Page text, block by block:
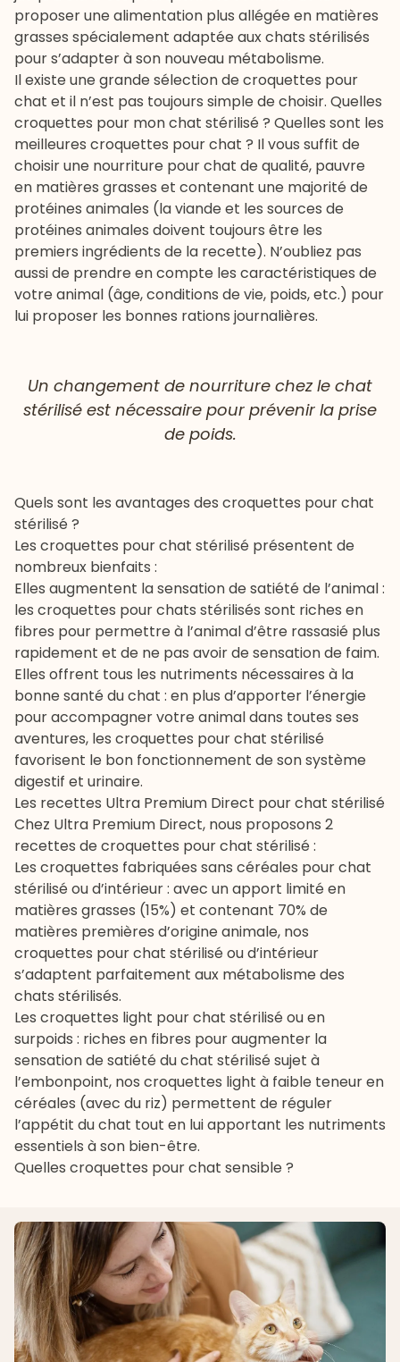
proposer une alimentation plus allégée en matières
grasses spécialement adaptée aux chats stérilisés
pour s’adapter à son nouveau métabolisme.
Il existe une grande sélection de croquettes pour
chat et il n’est pas toujours simple de choisir. Quelles
croquettes pour mon chat stérilisé ? Quelles sont les
meilleures croquettes pour chat ? Il vous suffit de
choisir une nourriture pour chat de qualité, pauvre
en matières grasses et contenant une majorité de
protéines animales (la viande et les sources de
protéines animales doivent toujours être les
premiers ingrédients de la recette). N’oubliez pas
aussi de prendre en compte les caractéristiques de
votre animal (âge, conditions de vie, poids, etc.) pour
lui proposer les bonnes rations journalières.
Un changement de nourriture chez le chat
stérilisé est nécessaire pour prévenir la prise
de poids.
Quels sont les avantages des croquettes pour chat
stérilisé ?
Les croquettes pour chat stérilisé présentent de
nombreux bienfaits :
Elles augmentent la sensation de satiété de l’animal :
les croquettes pour chats stérilisés sont riches en
fibres pour permettre à l’animal d’être rassasié plus
rapidement et de ne pas avoir de sensation de faim.
Elles offrent tous les nutriments nécessaires à la
bonne santé du chat : en plus d’apporter l’énergie
pour accompagner votre animal dans toutes ses
aventures, les croquettes pour chat stérilisé
favorisent le bon fonctionnement de son système
digestif et urinaire.
Les recettes Ultra Premium Direct pour chat stérilisé
Chez Ultra Premium Direct, nous proposons 2
recettes de croquettes pour chat stérilisé :
Les croquettes fabriquées sans céréales pour chat
stérilisé ou d’intérieur : avec un apport limité en
matières grasses (15%) et contenant 70% de
matières premières d’origine animale, nos
croquettes pour chat stérilisé ou d’intérieur
s’adaptent parfaitement aux métabolisme des
chats stérilisés.
Les croquettes light pour chat stérilisé ou en
surpoids : riches en fibres pour augmenter la
sensation de satiété du chat stérilisé sujet à
l’embonpoint, nos croquettes light à faible teneur en
céréales (avec du riz) permettent de réguler
l’appétit du chat tout en lui apportant les nutriments
essentiels à son bien-être.
Quelles croquettes pour chat sensible ?